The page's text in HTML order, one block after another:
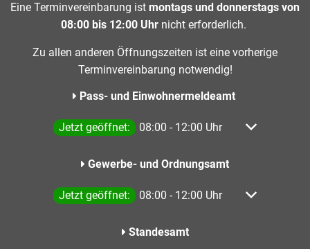
Eine Terminvereinbarung ist montags und donnerstags von
08:00 bis 12:00 Uhr nicht erforderlich.
Zu allen anderen Öffnungszeiten ist eine vorherige
Terminvereinbarung notwendig!
Pass- und Einwohnermeldeamt
Klicken, um weitere Öffnungs- oder Schließzeiten
Jetzt geöffnet: 08:00 - 12:00 Uhr Von 08:00
Gewerbe- und Ordnungsamt
Klicken, um weitere Öffnungs- oder Schließzeiten
Jetzt geöffnet: 08:00 - 12:00 Uhr Von 08:00
Standesamt